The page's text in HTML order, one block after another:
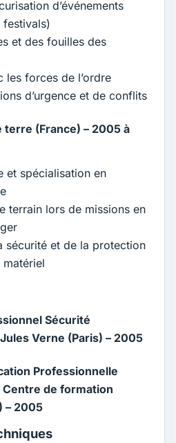
d’événements
festivals)
et des fouilles des
les forces de l’ordre
d’urgence et de conflits
terre (France) – 2005 à
et spécialisation en
terrain lors de missions en
sécurité et de la protection
Sécurité
Verne (Paris) – 2005
Professionnelle
de formation
– 2005